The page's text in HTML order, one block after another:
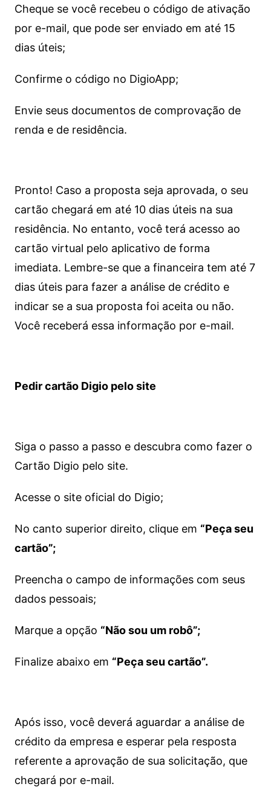
Cheque se você recebeu o código de ativação
por e-mail, que pode ser enviado em até 15
dias úteis;
Confirme o código no DigioApp;
Envie seus documentos de comprovação de
renda e de residência.
Pronto! Caso a proposta seja aprovada, o seu
cartão chegará em até 10 dias úteis na sua
residência. No entanto, você terá acesso ao
cartão virtual pelo aplicativo de forma
imediata. Lembre-se que a financeira tem até 7
dias úteis para fazer a análise de crédito e
indicar se a sua proposta foi aceita ou não.
Você receberá essa informação por e-mail.
Pedir cartão Digio pelo site
Siga o passo a passo e descubra como fazer o
Cartão Digio pelo site.
Acesse o site oficial do Digio;
No canto superior direito, clique em “Peça seu
cartão”;
Preencha o campo de informações com seus
dados pessoais;
Marque a opção “Não sou um robô”;
Finalize abaixo em “Peça seu cartão”.
Após isso, você deverá aguardar a análise de
crédito da empresa e esperar pela resposta
referente a aprovação de sua solicitação, que
chegará por e-mail.